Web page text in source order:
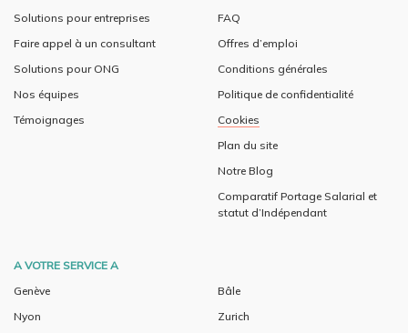
Solutions pour entreprises
Faire appel à un consultant
Solutions pour ONG
Nos équipes
Témoignages
FAQ
Offres d’emploi
Conditions générales
Politique de confidentialité
Cookies
Plan du site
Notre Blog
Comparatif Portage Salarial et
statut d’Indépendant
A VOTRE SERVICE A
Genève
Nyon
Bâle
Zurich